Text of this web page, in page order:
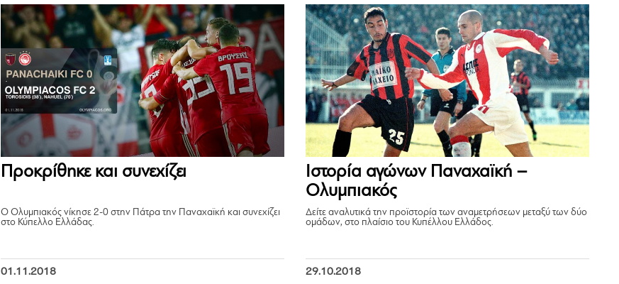
Προκρίθηκε και συνεχίζει
Ο Ολυμπιακός νίκησε 2-0 στην Πάτρα την Παναχαϊκή και συνεχίζει
στο Κύπελλο Ελλάδας.
01.11.2018
Ιστορία αγώνων Παναχαϊκή –
Ολυμπιακός
Δείτε αναλυτικά την προϊστορία των αναμετρήσεων μεταξύ των δύο
ομάδων, στο πλαίσιο του Κυπέλλου Ελλάδος.
29.10.2018